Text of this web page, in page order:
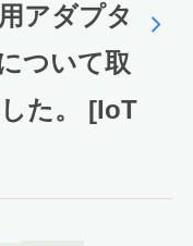
アダプタ
ついて取
た。 [IoT